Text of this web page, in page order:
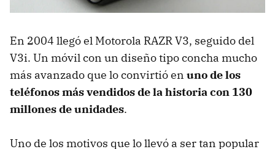
En 2004 llegó el Motorola RAZR V3, seguido del
V3i. Un móvil con un diseño tipo concha mucho
más avanzado que lo convirtió en uno de los
teléfonos más vendidos de la historia con 130
millones de unidades.
Uno de los motivos que lo llevó a ser tan popular